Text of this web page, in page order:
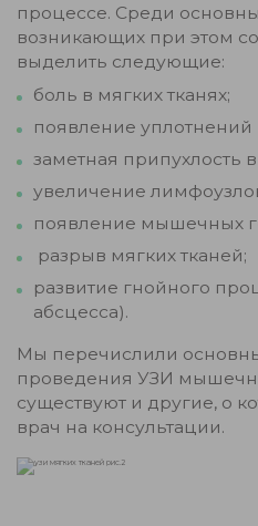
процессе. Среди
возникающих при этом
выделить следующие:
боль в мягких тканях;
появление уплотнений
заметная припухлость
увеличение
появление мышечных
разрыв мягких тканей;
развитие гнойного
абсцесса).
Мы перечислили
проведения УЗИ
существуют и другие, о
врач на консультации.